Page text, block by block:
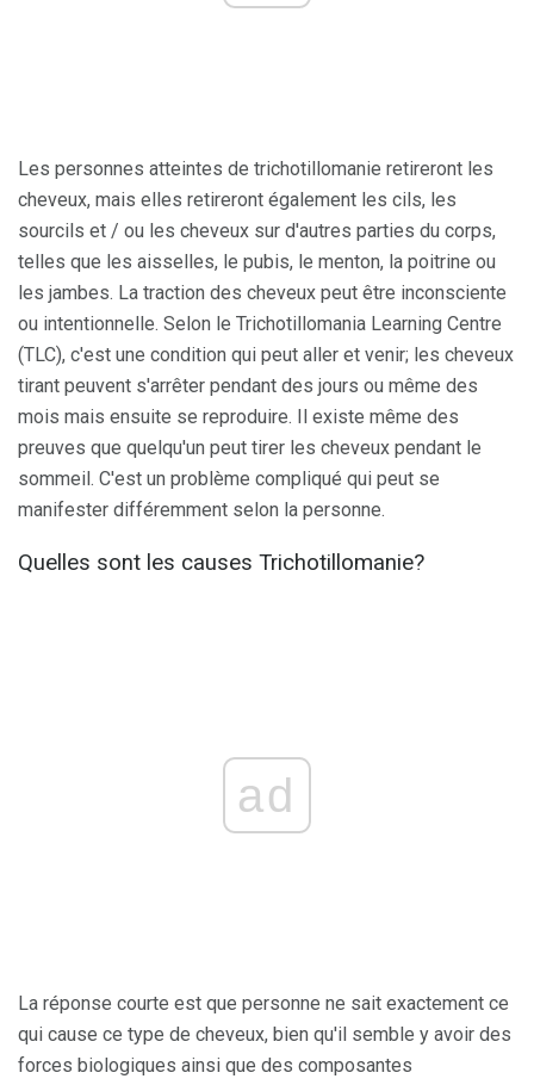
Les personnes atteintes de trichotillomanie retireront les
cheveux, mais elles retireront également les cils, les
sourcils et / ou les cheveux sur d'autres parties du corps,
telles que les aisselles, le pubis, le menton, la poitrine ou
les jambes. La traction des cheveux peut être inconsciente
ou intentionnelle. Selon le Trichotillomania Learning Centre
(TLC), c'est une condition qui peut aller et venir; les cheveux
tirant peuvent s'arrêter pendant des jours ou même des
mois mais ensuite se reproduire. Il existe même des
preuves que quelqu'un peut tirer les cheveux pendant le
sommeil. C'est un problème compliqué qui peut se
manifester différemment selon la personne.
Quelles sont les causes Trichotillomanie?
ad
La réponse courte est que personne ne sait exactement ce
qui cause ce type de cheveux, bien qu'il semble y avoir des
forces biologiques ainsi que des composantes